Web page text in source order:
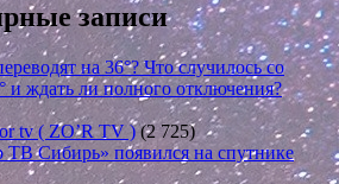
записи
на 36°? Что случилось со
и ждать ли полного отключения?
tv ( ZO’R TV ) (2 725)
ТВ Сибирь» появился на спутнике